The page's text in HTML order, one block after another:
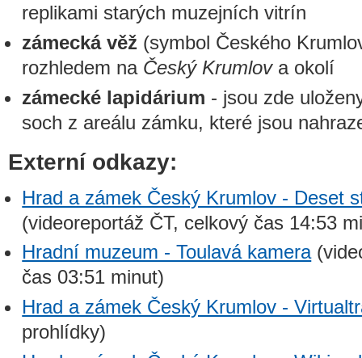
replikami starých muzejních vitrín
zámecká věž (symbol Českého
rozhledem na Český Krumlova okolí
zámecké lapidárium - jsou zde
soch z areálu zámku, které jsou
Externí odkazy:
Hrad a zámek Český Krumlov - Deset
(videoreportáž ČT, celkový čas 14:53
Hradní muzeum - Toulavá kamera
čas 03:51 minut)
Hrad a zámek Český Krumlov -
prohlídky)